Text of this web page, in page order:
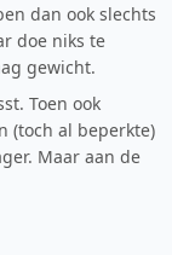
dan ook slechts
doe niks te
gewicht.
Toen ook
(toch al beperkte)
Maar aan de